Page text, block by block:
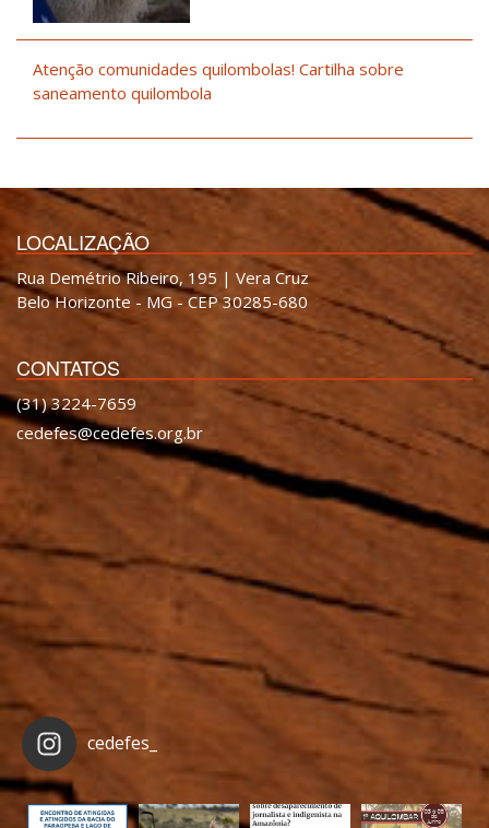
Atenção comunidades quilombolas! Cartilha sobre
saneamento quilombola
LOCALIZAÇÃO
Rua Demétrio Ribeiro, 195 | Vera Cruz
Belo Horizonte - MG - CEP 30285-680
CONTATOS
(31) 3224-7659
cedefes@cedefes.org.br
cedefes_